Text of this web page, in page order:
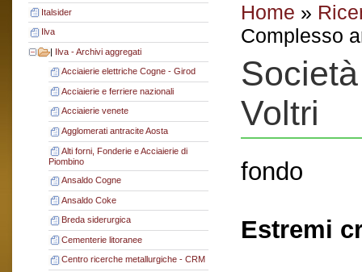
Italsider
Ilva
| Ilva - Archivi aggregati
Acciaierie elettriche Cogne - Girod
Acciaierie e ferriere nazionali
Acciaierie venete
Agglomerati antracite Aosta
Alti forni, Fonderie e Acciaierie di
Piombino
Ansaldo Cogne
Ansaldo Coke
Breda siderurgica
Cementerie litoranee
Centro ricerche metallurgiche - CRM
Home »
Complesso
Voltri
fondo
Estremi